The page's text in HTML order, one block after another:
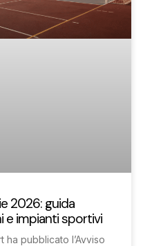
2026: guida
e impianti sportivi
ha pubblicato l’Avviso